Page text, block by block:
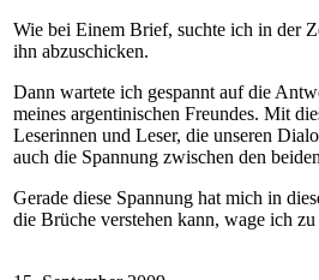
Wie bei Einem Brief, suchte ich in der
ihn abzuschicken.
Dann wartete ich gespannt auf die
meines argentinischen Freundes. Mit
Leserinnen und Leser, die unseren
auch die Spannung zwischen den
Gerade diese Spannung hat mich in
die Brüche verstehen kann, wage ich